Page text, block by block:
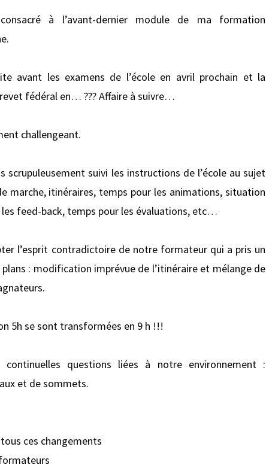
à l’avant-dernier module de ma formation
avant les examens de l’école en avril prochain et la
fédéral en… ??? Affaire à suivre…
challengeant.
scrupuleusement suivi les instructions de l’école au sujet
marche, itinéraires, temps pour les animations, situation
les feed-back, temps pour les évaluations, etc…
l’esprit contradictoire de notre formateur qui a pris un
: modification imprévue de l’itinéraire et mélange de
5h se sont transformées en 9 h !!!
questions liées à notre environnement :
et de sommets.
ces changements